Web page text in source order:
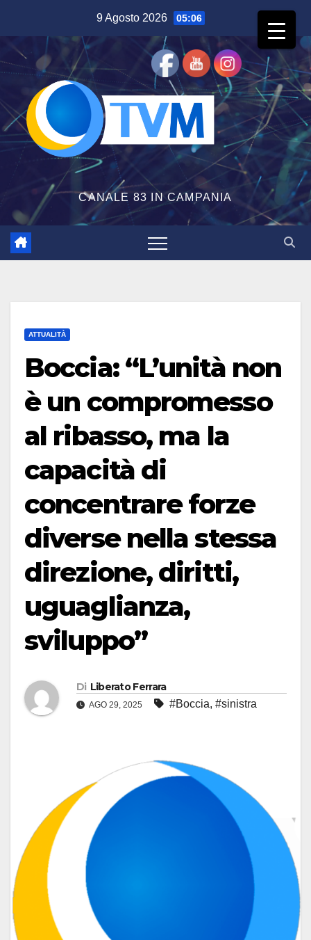
contenuto
9 Agosto 2026 05:06
CANALE 83 IN CAMPANIA
ATTUALITÀ
Boccia: “L’unità non
è un compromesso
al ribasso, ma la
capacità di
concentrare forze
diverse nella stessa
direzione, diritti,
uguaglianza,
sviluppo”
Di Liberato Ferrara
AGO 29, 2025 #Boccia, #sinistra